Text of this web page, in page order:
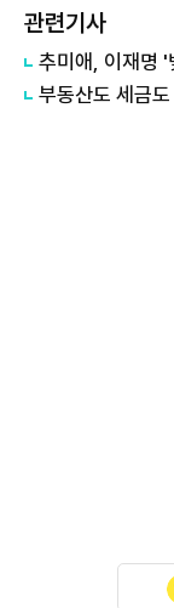
관련기사
부동산도 세금